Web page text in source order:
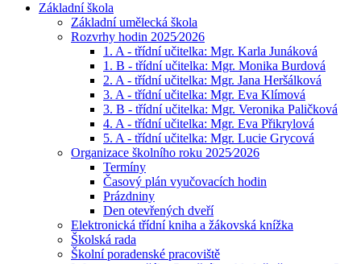
Základní škola
Základní umělecká škola
Rozvrhy hodin 2025⁄2026
1. A - třídní učitelka: Mgr. Karla Junáková
1. B - třídní učitelka: Mgr. Monika Burdová
2. A - třídní učitelka: Mgr. Jana Heršálková
3. A - třídní učitelka: Mgr. Eva Klímová
3. B - třídní učitelka: Mgr. Veronika Paličková
4. A - třídní učitelka: Mgr. Eva Přikrylová
5. A - třídní učitelka: Mgr. Lucie Grycová
Organizace školního roku 2025⁄2026
Termíny
Časový plán vyučovacích hodin
Prázdniny
Den otevřených dveří
Elektronická třídní kniha a žákovská knížka
Školská rada
Školní poradenské pracoviště